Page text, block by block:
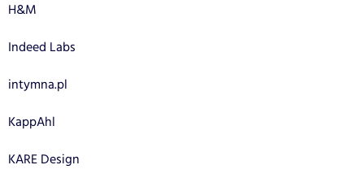
H&M
Indeed Labs
intymna.pl
KappAhl
KARE Design